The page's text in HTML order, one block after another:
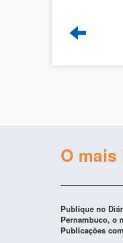
O
Publique no
Pernambuco, o
Publicações